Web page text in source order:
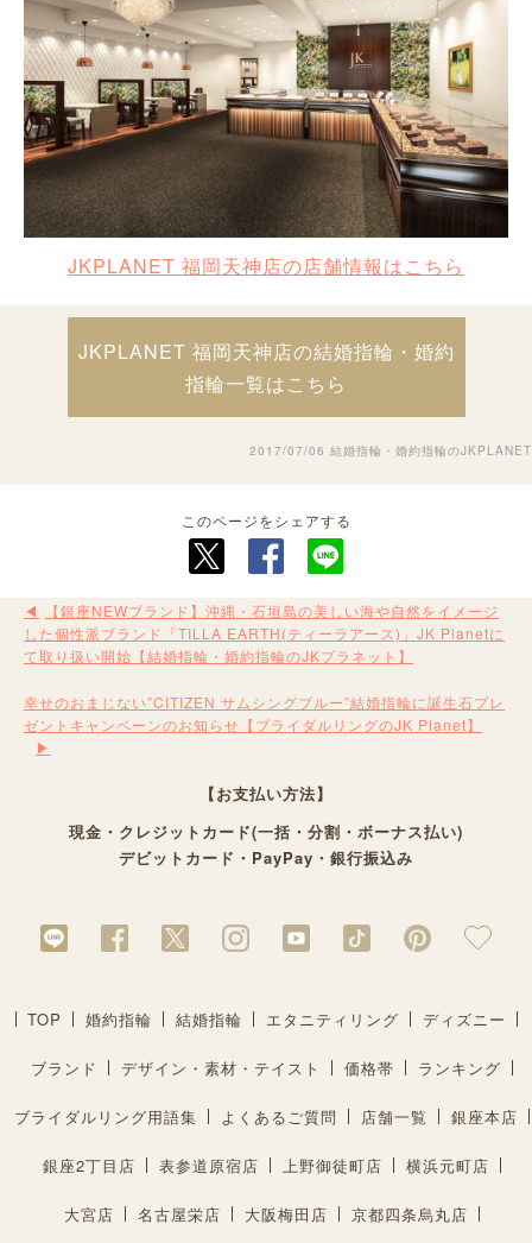
JKPLANET 福岡天神店の店舗情報はこちら
JKPLANET 福岡天神店の結婚指輪・婚約
指輪一覧はこちら
2017/07/06 結婚指輪・婚約指輪のJKPLANET
このページをシェアする
【銀座NEWブランド】沖縄・石垣島の美しい海や自然をイメージ
した個性派ブランド「TILLA EARTH(ティーラアース)」JK Planetに
て取り扱い開始【結婚指輪・婚約指輪のJKプラネット】
幸せのおまじない”CITIZEN サムシングブルー”結婚指輪に誕生石プレ
ゼントキャンペーンのお知らせ【ブライダルリングのJK Planet】
【お支払い方法】
現金・クレジットカード(一括・分割・ボーナス払い)
デビットカード・PayPay・銀行振込み
TOP 婚約指輪 結婚指輪 エタニティリング ディズニー
ブランド デザイン・素材・テイスト 価格帯 ランキング
ブライダルリング用語集 よくあるご質問 店舗一覧 銀座本店
銀座2丁目店 表参道原宿店 上野御徒町店 横浜元町店
大宮店 名古屋栄店 大阪梅田店 京都四条烏丸店